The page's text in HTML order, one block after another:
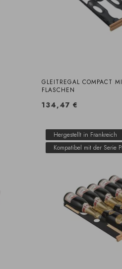
GLEITREGAL COMPACT
FLASCHEN
134,47 €
Hergestellt in Frankreich
Kompatibel mit der Serie